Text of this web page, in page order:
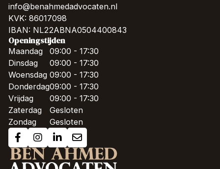
info@benahmedadvocaten.nl
KVK: 86017098
IBAN: NL22ABNA0504400843
Openingstijden
Maandag
Dinsdag
Woensdag
Donderdag
Vrijdag
Zaterdag
Zondag
09:00 - 17:30
09:00 - 17:30
09:00 - 17:30
09:00 - 17:30
09:00 - 17:30
Gesloten
Gesloten